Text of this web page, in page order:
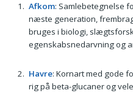
Afkom: Samlebetegnelse
næste generation,
bruges i biologi,
egenskabsnedarvning og
Havre: Kornart med gode
rig på beta-glucaner og